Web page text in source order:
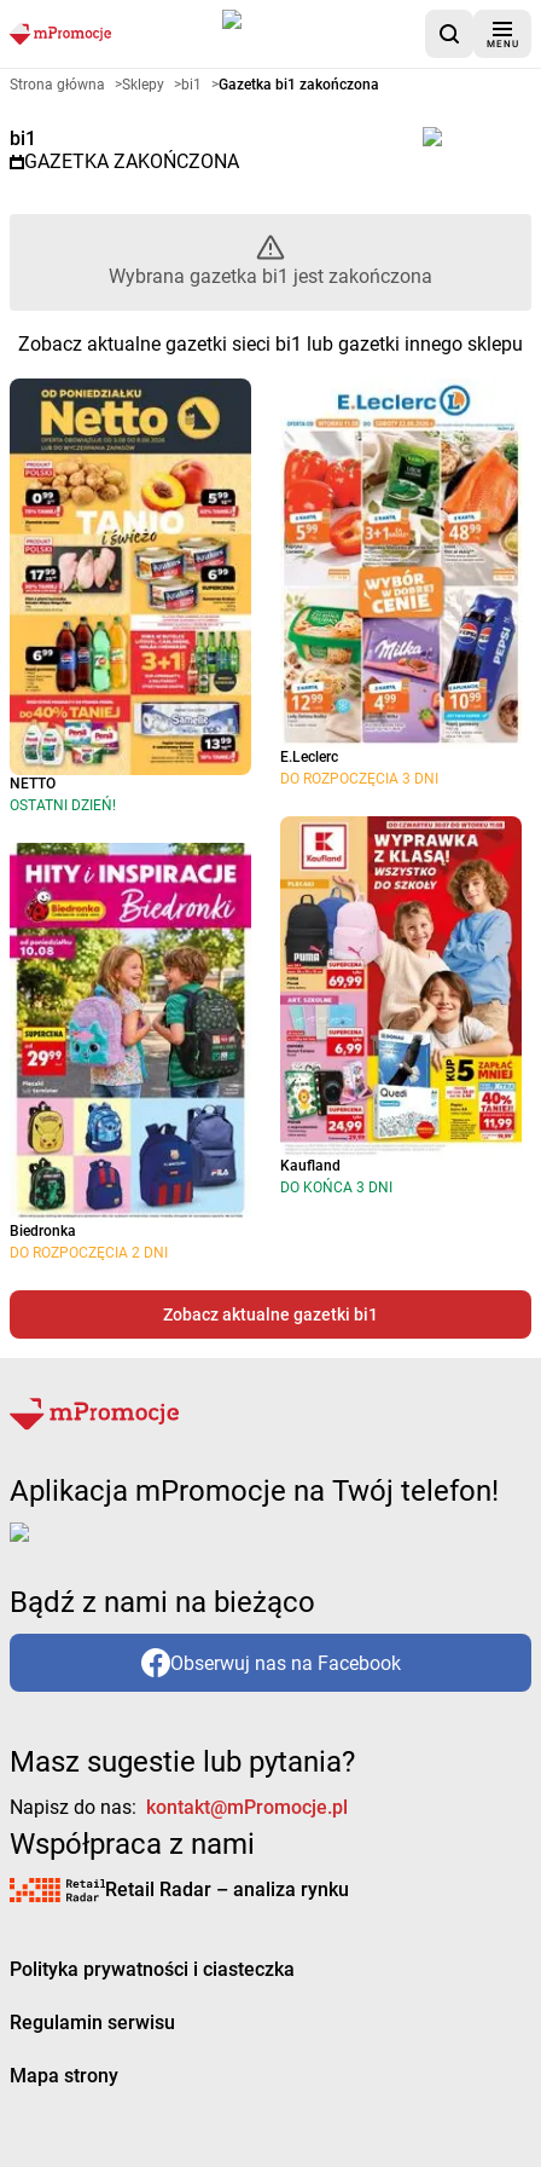
MENU
Gazetka promocyjna bi1 –
Strona główna >Sklepy >bi1 >Gazetka bi1 zakończona
bi1
GAZETKA ZAKOŃCZONA
Wybrana gazetka bi1 jest zakończona
Zobacz aktualne gazetki sieci bi1 lub gazetki innego sklepu
NETTO
OSTATNI DZIEŃ!
Biedronka
DO ROZPOCZĘCIA 2 DNI
E.Leclerc
DO ROZPOCZĘCIA 3 DNI
Kaufland
DO KOŃCA 3 DNI
Zobacz aktualne gazetki bi1
Aplikacja mPromocje na Twój telefon!
Bądź z nami na bieżąco
Obserwuj nas na Facebook
Masz sugestie lub pytania?
Napisz do nas: kontakt@mPromocje.pl
Współpraca z nami
Retail Radar – analiza rynku
Polityka prywatności i ciasteczka
Regulamin serwisu
Mapa strony